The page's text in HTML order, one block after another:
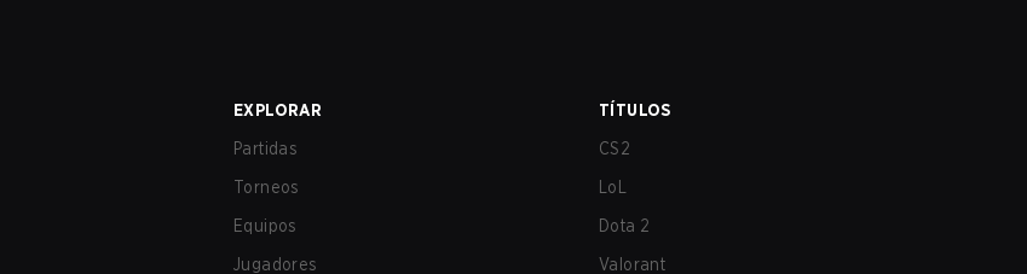
EXPLORAR
Partidas
Torneos
Equipos
Jugadores
TÍTULOS
CS2
LoL
Dota 2
Valorant